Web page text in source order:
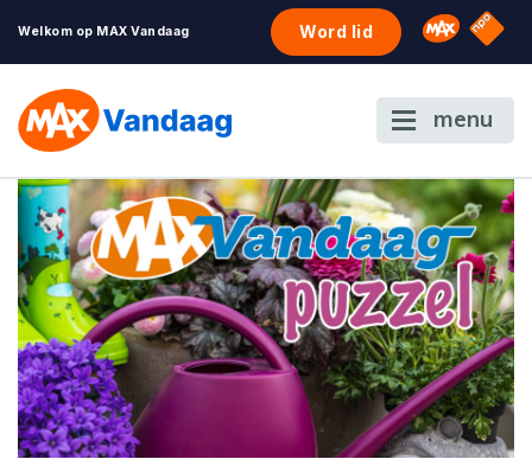
Welkom op MAX Vandaag Word lid Omroep
NPO
menu